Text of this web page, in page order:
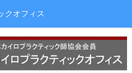
クオフィス